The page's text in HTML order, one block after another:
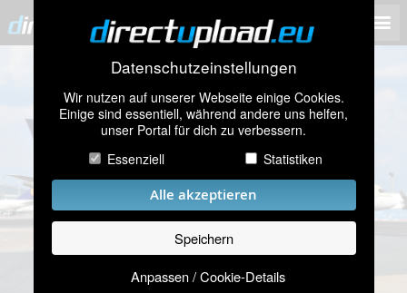
Datenschutzeinstellungen
Wir nutzen auf unserer Webseite einige Cookies.
Einige sind essentiell, während andere uns helfen,
unser Portal für dich zu verbessern.
Essenziell
Statistiken
Alle akzeptieren
Speichern
Anpassen / Cookie-Details